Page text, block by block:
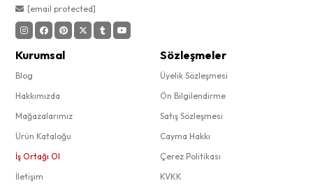
[email protected]
Kurumsal
Blog
Hakkımızda
Mağazalarımız
Ürün Kataloğu
İş Ortağı Ol
İletişim
Sözleşmeler
Üyelik Sözleşmesi
Ön Bilgilendirme
Satış Sözleşmesi
Cayma Hakkı
Çerez Politikası
KVKK